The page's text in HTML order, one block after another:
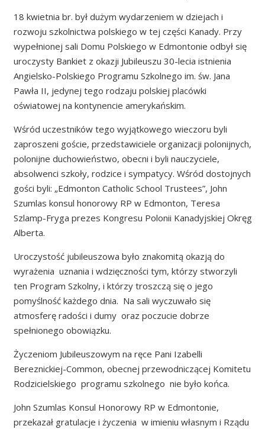
18 kwietnia br. był dużym wydarzeniem w dziejach i
rozwoju szkolnictwa polskiego w tej części Kanady. Przy
wypełnionej sali Domu Polskiego w Edmontonie odbył się
uroczysty Bankiet z okazji Jubileuszu 30-lecia istnienia
Angielsko-Polskiego Programu Szkolnego im. św. Jana
Pawła II, jedynej tego rodzaju polskiej placówki
oświatowej na kontynencie amerykańskim.
Wśród uczestników tego wyjątkowego wieczoru byli
zaproszeni goście, przedstawiciele organizacji polonijnych,
polonijne duchowieństwo, obecni i byli nauczyciele,
absolwenci szkoły, rodzice i sympatycy. Wśród dostojnych
gości byli: „Edmonton Catholic School Trustees”, John
Szumlas konsul honorowy RP w Edmonton, Teresa
Szlamp-Fryga prezes Kongresu Polonii Kanadyjskiej Okręg
Alberta.
Uroczystość jubileuszowa było znakomitą okazją do
wyrażenia uznania i wdzięczności tym, którzy stworzyli
ten Program Szkolny, i którzy troszczą się o jego
pomyślność każdego dnia. Na sali wyczuwało się
atmosferę radości i dumy oraz poczucie dobrze
spełnionego obowiązku.
Życzeniom Jubileuszowym na ręce Pani Izabelli
Bereznickiej-Common, obecnej przewodniczącej Komitetu
Rodzicielskiego programu szkolnego nie było końca.
John Szumlas Konsul Honorowy RP w Edmontonie,
przekazał gratulacje i życzenia w imieniu własnym i Rządu